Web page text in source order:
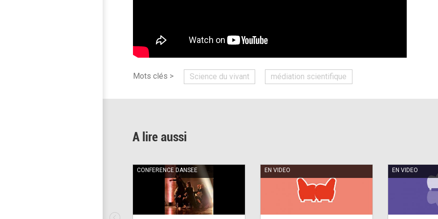
Mots clés > Science du vivant médiation scientifique
A lire aussi
CONFERENCE DANSEE EN VIDEO EN VIDEO